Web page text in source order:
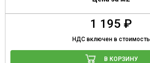
1 195 ₽
НДС включен в стоимость
В КОРЗИНУ